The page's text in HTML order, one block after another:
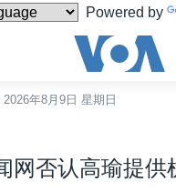
Powered by
年8月9日 星期日
网否认高瑜提供